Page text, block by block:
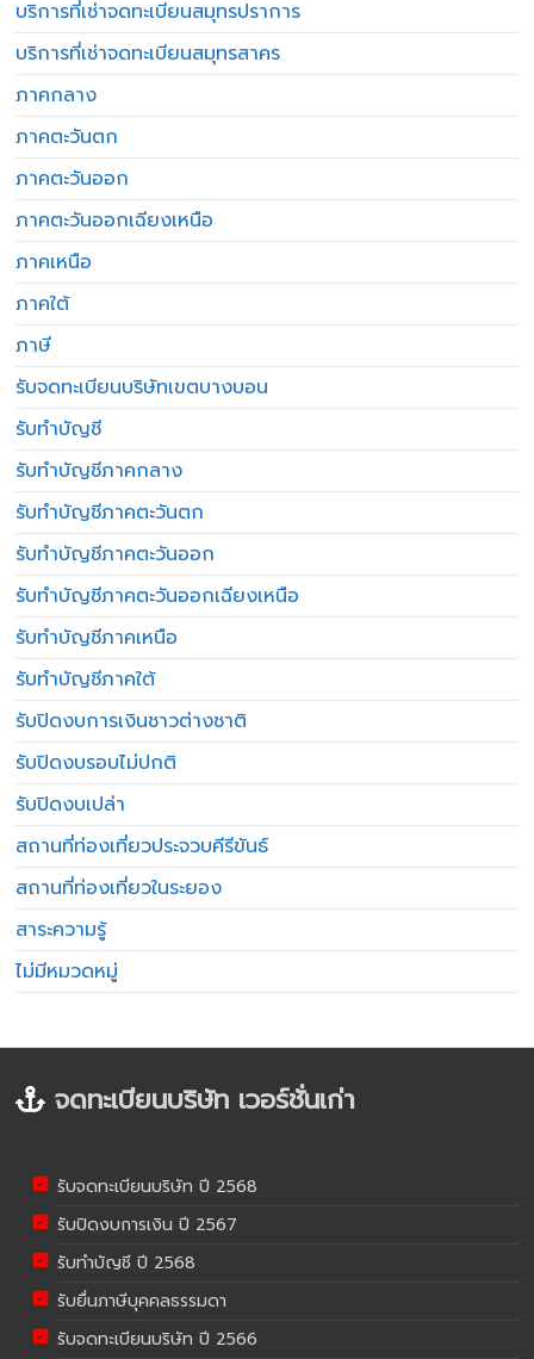
บริการที่เช่าจดทะเบียนสมุทรปราการ
บริการที่เช่าจดทะเบียนสมุทรสาคร
ภาคกลาง
ภาคตะวันตก
ภาคตะวันออก
ภาคตะวันออกเฉียงเหนือ
ภาคเหนือ
ภาคใต้
ภาษี
รับจดทะเบียนบริษัทเขตบางบอน
รับทำบัญชี
รับทำบัญชีภาคกลาง
รับทำบัญชีภาคตะวันตก
รับทำบัญชีภาคตะวันออก
รับทำบัญชีภาคตะวันออกเฉียงเหนือ
รับทำบัญชีภาคเหนือ
รับทำบัญชีภาคใต้
รับปิดงบการเงินชาวต่างชาติ
รับปิดงบรอบไม่ปกติ
รับปิดงบเปล่า
สถานที่ท่องเที่ยวประจวบคีรีขันธ์
สถานที่ท่องเที่ยวในระยอง
สาระความรู้
ไม่มีหมวดหมู่
จดทะเบียนบริษัท เวอร์ชั่นเก่า
รับจดทะเบียนบริษัท ปี 2568
รับปิดงบการเงิน ปี 2567
รับทำบัญชี ปี 2568
รับยื่นภาษีบุคคลธรรมดา
รับจดทะเบียนบริษัท ปี 2566